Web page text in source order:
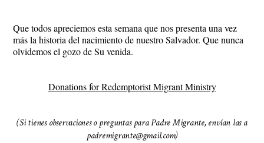
Que todos apreciemos esta semana que nos presenta una vez
más la historia del nacimiento de nuestro Salvador. Que nunca
olvidemos el gozo de Su venida.
Donations for Redemptorist Migrant Ministry
(Si tienes observaciones o preguntas para Padre Migrante, envían las a
padremigrante@gmail.com)